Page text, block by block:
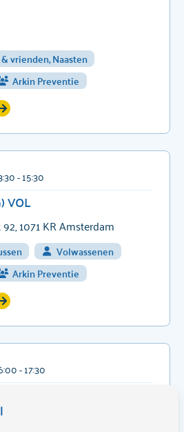
vrienden, Naasten
Arkin Preventie
- 15:30
VOL
1071 KR Amsterdam
Volwassenen
Arkin Preventie
- 17:30